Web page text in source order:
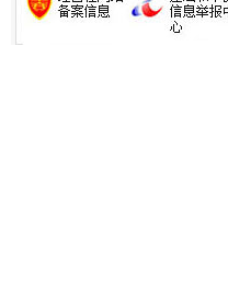
“刷贴”乱象丛生